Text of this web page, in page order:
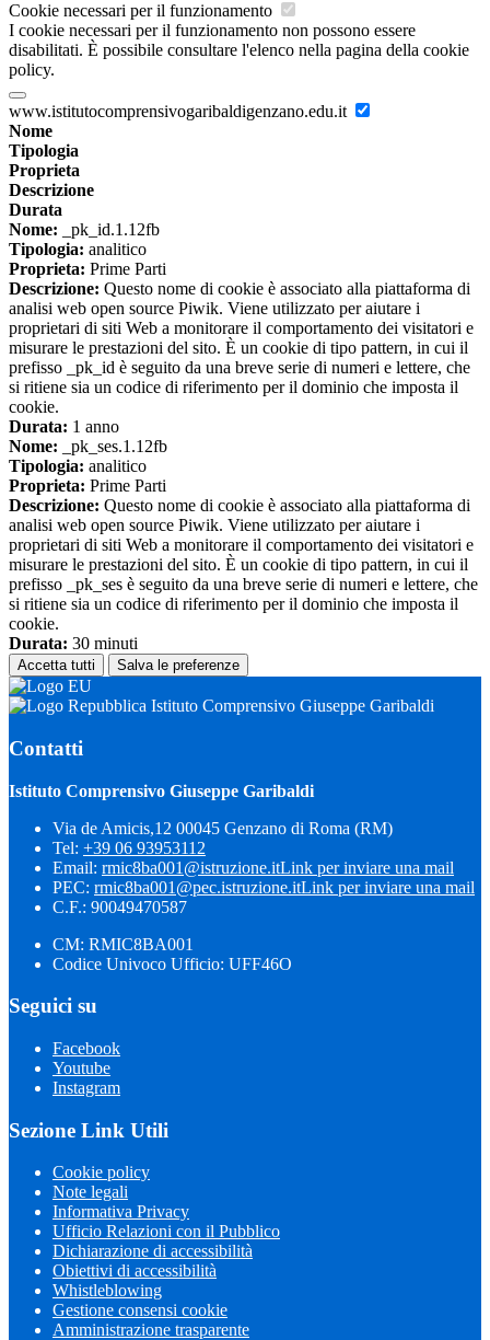
Cookie necessari per il funzionamento
I cookie necessari per il funzionamento non possono essere
disabilitati. È possibile consultare l'elenco nella pagina della cookie
policy.
www.istitutocomprensivogaribaldigenzano.edu.it
Nome
Tipologia
Proprieta
Descrizione
Durata
Nome: _pk_id.1.12fb
Tipologia: analitico
Proprieta: Prime Parti
Descrizione: Questo nome di cookie è associato alla piattaforma di
analisi web open source Piwik. Viene utilizzato per aiutare i
proprietari di siti Web a monitorare il comportamento dei visitatori e
misurare le prestazioni del sito. È un cookie di tipo pattern, in cui il
prefisso _pk_id è seguito da una breve serie di numeri e lettere, che
si ritiene sia un codice di riferimento per il dominio che imposta il
cookie.
Durata: 1 anno
Nome: _pk_ses.1.12fb
Tipologia: analitico
Proprieta: Prime Parti
Descrizione: Questo nome di cookie è associato alla piattaforma di
analisi web open source Piwik. Viene utilizzato per aiutare i
proprietari di siti Web a monitorare il comportamento dei visitatori e
misurare le prestazioni del sito. È un cookie di tipo pattern, in cui il
prefisso _pk_ses è seguito da una breve serie di numeri e lettere, che
si ritiene sia un codice di riferimento per il dominio che imposta il
cookie.
Durata: 30 minuti
Accetta tutti Salva le preferenze
Istituto Comprensivo Giuseppe Garibaldi
Contatti
Istituto Comprensivo Giuseppe Garibaldi
Via de Amicis,12 00045 Genzano di Roma (RM)
Tel: +39 06 93953112
Email: rmic8ba001@istruzione.itLink per inviare una mail
PEC: rmic8ba001@pec.istruzione.itLink per inviare una mail
C.F.: 90049470587
CM: RMIC8BA001
Codice Univoco Ufficio: UFF46O
Seguici su
Facebook
Youtube
Instagram
Sezione Link Utili
Cookie policy
Note legali
Informativa Privacy
Ufficio Relazioni con il Pubblico
Dichiarazione di accessibilità
Obiettivi di accessibilità
Whistleblowing
Gestione consensi cookie
Amministrazione trasparente